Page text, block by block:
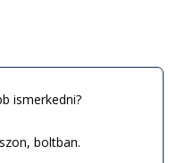
ismerkedni?
boltban.